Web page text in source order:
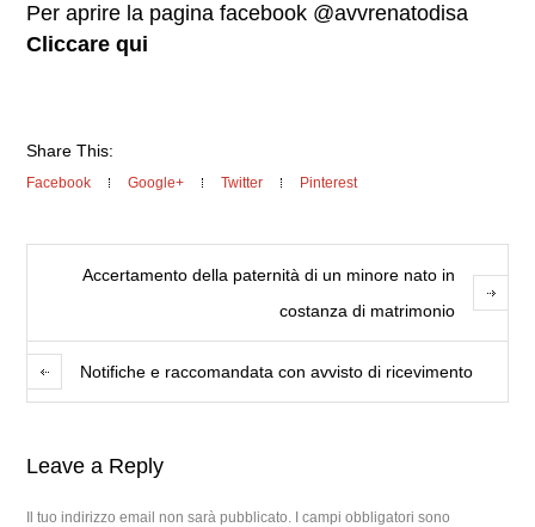
Per aprire la pagina facebook @avvrenatodisa
Cliccare qui
Share This:
Facebook Google+ Twitter Pinterest
Accertamento della paternità di un minore nato in
costanza di matrimonio
Notifiche e raccomandata con avvisto di ricevimento
Leave a Reply
Il tuo indirizzo email non sarà pubblicato.
I campi obbligatori sono